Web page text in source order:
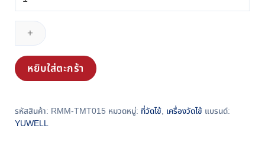
เครื่อง
วัด
อุณหภูมิ
ทาง
หน้า
ผาก
รุ่น
YT-
หยิบใส่ตะกร้า
รหัสสินค้า: RMM-TMT015 หมวดหมู่: ที่วัดไข้ เครื่องวัดไข้ แบรนด์:
YUWELL